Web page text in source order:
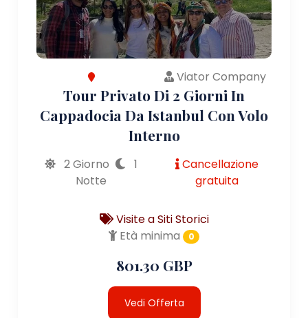
Viator Company
Tour Privato Di 2 Giorni In
Cappadocia Da Istanbul Con Volo
Interno
2 Giorno
1
Notte
Cancellazione
gratuita
Visite a Siti Storici
Età minima
0
801.30 GBP
Vedi Offerta